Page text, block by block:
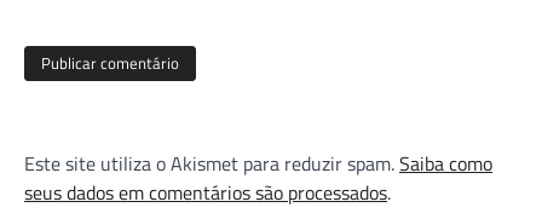
Este site utiliza o Akismet para reduzir spam.Saiba como
seus dados em comentários são processados.